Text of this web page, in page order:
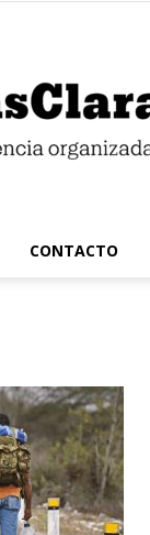
CONTACTO